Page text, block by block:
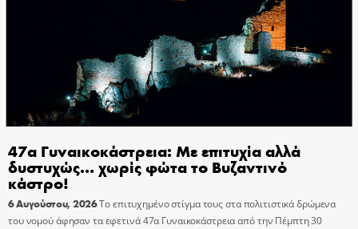
47α Γυναικοκάστρεια: Με επιτυχία αλλά
δυστυχώς… χωρίς φώτα το Βυζαντινό
κάστρο!
6 Αυγούστου, 2026Το επιτυχημένο στίγμα τους στα πολιτιστικά δρώμενα
του νομού άφησαν τα εφετινά 47α Γυναικοκάστρεια από την Πέμπτη 30